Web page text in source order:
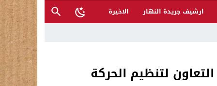
ارشيف جريدة النهار
الاخيرة
لتنظيم الحركة